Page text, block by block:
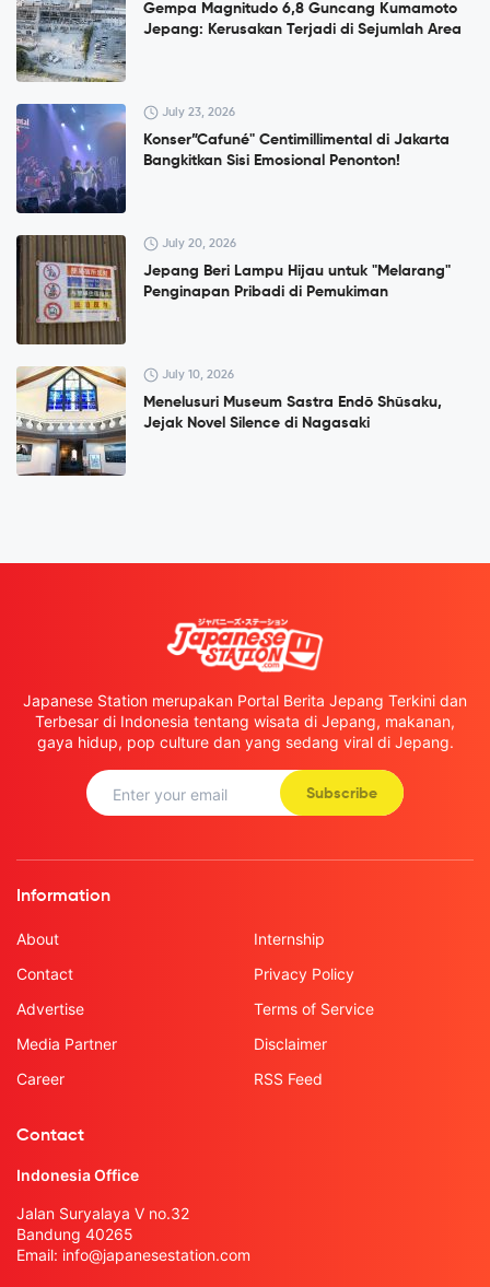
Gempa Magnitudo 6,8 Guncang Kumamoto
Jepang: Kerusakan Terjadi di Sejumlah Area
July 23, 2026
Konser”Cafuné" Centimillimental di Jakarta
Bangkitkan Sisi Emosional Penonton!
July 20, 2026
Jepang Beri Lampu Hijau untuk "Melarang"
Penginapan Pribadi di Pemukiman
July 10, 2026
Menelusuri Museum Sastra Endō Shūsaku,
Jejak Novel Silence di Nagasaki
Japanese Station merupakan Portal Berita Jepang Terkini dan
Terbesar di Indonesia tentang wisata di Jepang, makanan,
gaya hidup, pop culture dan yang sedang viral di Jepang.
Subscribe
Information
About
Contact
Advertise
Media Partner
Career
Internship
Privacy Policy
Terms of Service
Disclaimer
RSS Feed
Contact
Indonesia Office
Jalan Suryalaya V no.32
Bandung 40265
Email: info@japanesestation.com